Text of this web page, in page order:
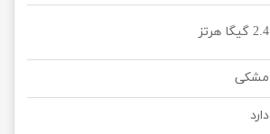
2.4 گیگا هرتز
مشکی
دارد